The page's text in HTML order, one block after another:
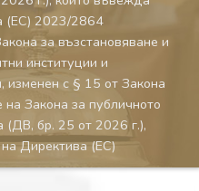
на Изборния кодекс
за енергията от
на Република България
обществено
(ЕС) 2023/2864
за възстановяване и
институции и
изменен с § 15 от Закона
Закона за публичното
(ДВ, бр. 25 от 2026 г.),
Директива (ЕС)